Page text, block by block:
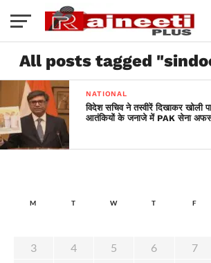
All posts tagged
NATIONAL
विदेश सचिव ने तस्वीरें दिखाकर खोली
आतंकियों के जनाजे में PAK सेना
M T W T F
3
4 5 6 7